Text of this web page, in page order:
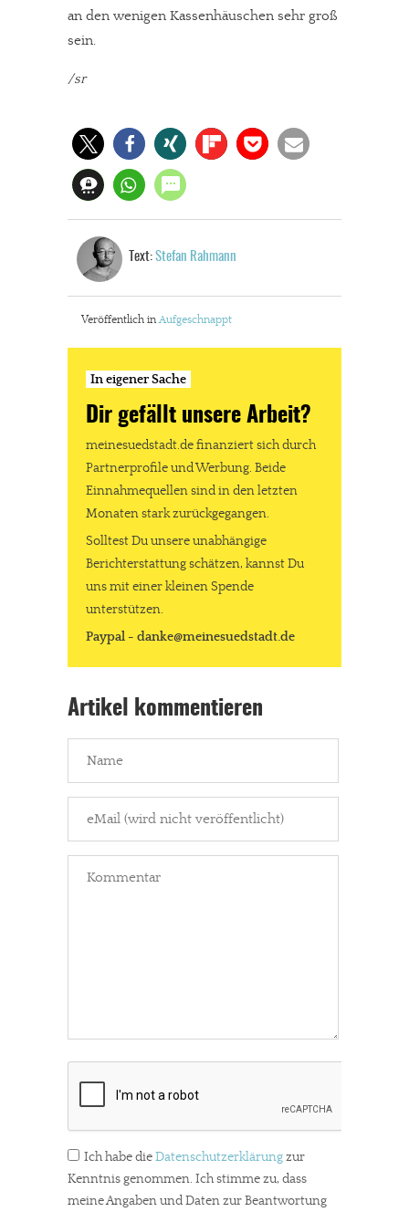
In eigener Sache
Dir gefällt unsere Arbeit?
Werbung. Beide Einnahmequellen sind in den letzten Monaten
an den wenigen Kassenhäuschen sehr groß
sein.
/sr
Text: Stefan Rahmann
Veröffentlich inAufgeschnappt
In eigener Sache
Dir gefällt unsere Arbeit?
meinesuedstadt.de finanziert sich durch
Partnerprofile und Werbung. Beide
Einnahmequellen sind in den letzten
Monaten stark zurückgegangen.
Solltest Du unsere unabhängige
Berichterstattung schätzen, kannst Du
uns mit einer kleinen Spende
unterstützen.
Paypal - danke@meinesuedstadt.de
Artikel kommentieren
Ich habe dieDatenschutzerklärungzur
Kenntnis genommen. Ich stimme zu, dass
meine Angaben und Daten zur Beantwortung